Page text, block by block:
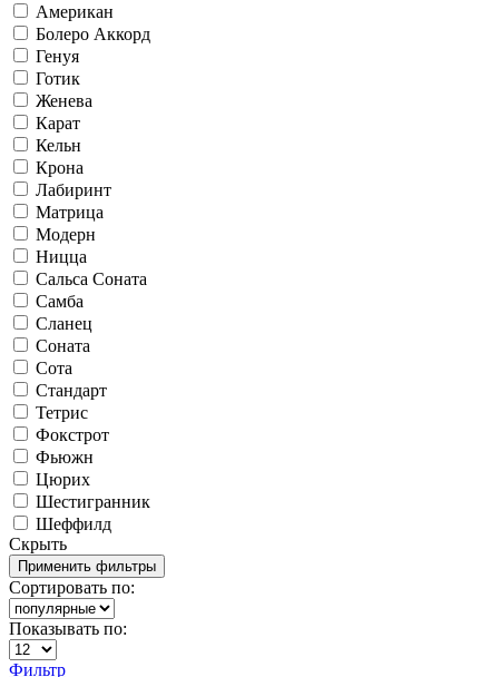
Американ
Болеро Аккорд
Генуя
Готик
Женева
Карат
Кельн
Крона
Лабиринт
Матрица
Модерн
Ницца
Сальса Соната
Самба
Сланец
Соната
Сота
Стандарт
Тетрис
Фокстрот
Фьюжн
Цюрих
Шестигранник
Шеффилд
Скрыть
Сортировать по:
Показывать по:
Фильтр